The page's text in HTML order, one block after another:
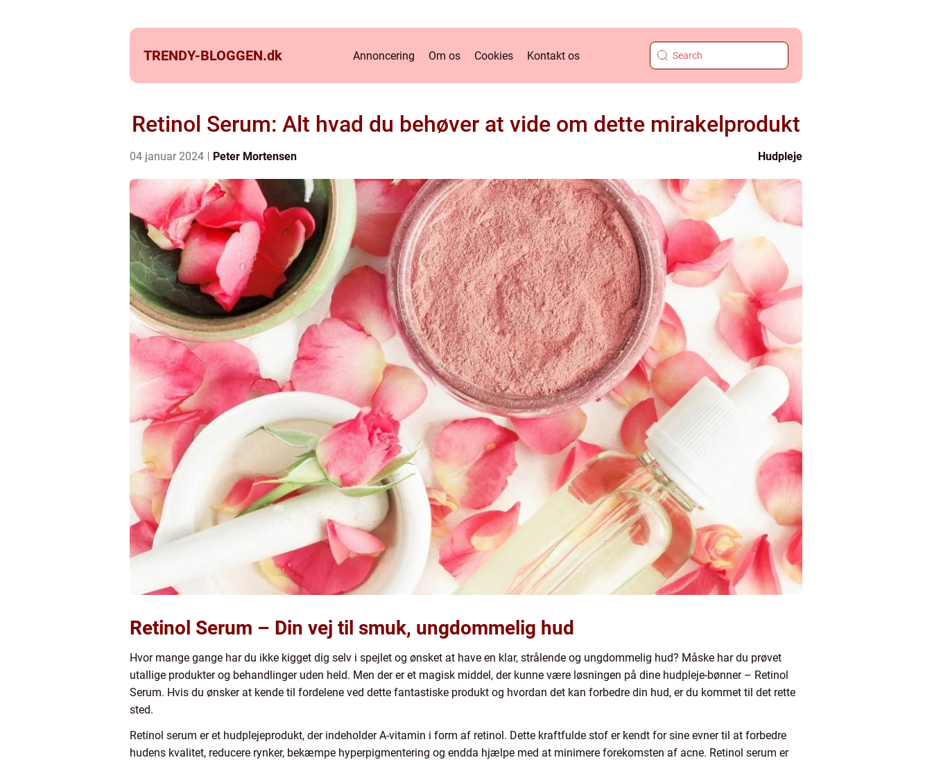
TRENDY-BLOGGEN.dk Annoncering Om os Cookies Kontakt os
Retinol Serum: Alt hvad du behøver at vide om dette mirakelprodukt
04 januar 2024 Peter Mortensen Hudpleje
Retinol Serum – Din vej til smuk, ungdommelig hud
Hvor mange gange har du ikke kigget dig selv i spejlet og ønsket at have en klar, strålende og ungdommelig hud? Måske har du prøvet
utallige produkter og behandlinger uden held. Men der er et magisk middel, der kunne være løsningen på dine hudpleje-bønner – Retinol
Serum. Hvis du ønsker at kende til fordelene ved dette fantastiske produkt og hvordan det kan forbedre din hud, er du kommet til det rette
sted.
Retinol serum er et hudplejeprodukt, der indeholder A-vitamin i form af retinol. Dette kraftfulde stof er kendt for sine evner til at forbedre
hudens kvalitet, reducere rynker, bekæmpe hyperpigmentering og endda hjælpe med at minimere forekomsten af acne. Retinol serum er